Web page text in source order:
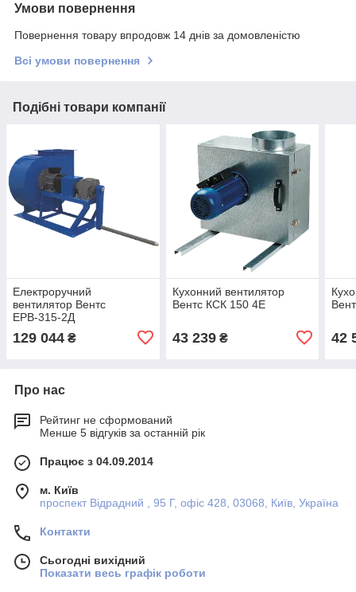
Умови повернення
Повернення товару впродовж 14 днів за домовленістю
Всі умови повернення
Подібні товари компанії
Електроручний
вентилятор Вентс
ЕРВ-315-2Д
129 044 ₴
Кухонний вентилятор
Вентс КСК 150 4Е
43 239₴ 42
Про нас
Рейтинг не сформований
Менше 5 відгуків за останній рік
Працює з 04.09.2014
м. Київ
проспект Відрадний , 95 Г, офіс 428, 03068, Київ, Україна
Контакти
Сьогодні вихідний
Показати весь графік роботи